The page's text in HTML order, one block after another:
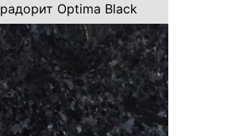
Optima Black